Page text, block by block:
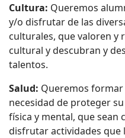
Cultura: Queremos
y/o disfrutar de las
culturales, que valoren y
cultural y descubran y
talentos.
Salud: Queremos
necesidad de proteger
física y mental, que sean
disfrutar actividades que